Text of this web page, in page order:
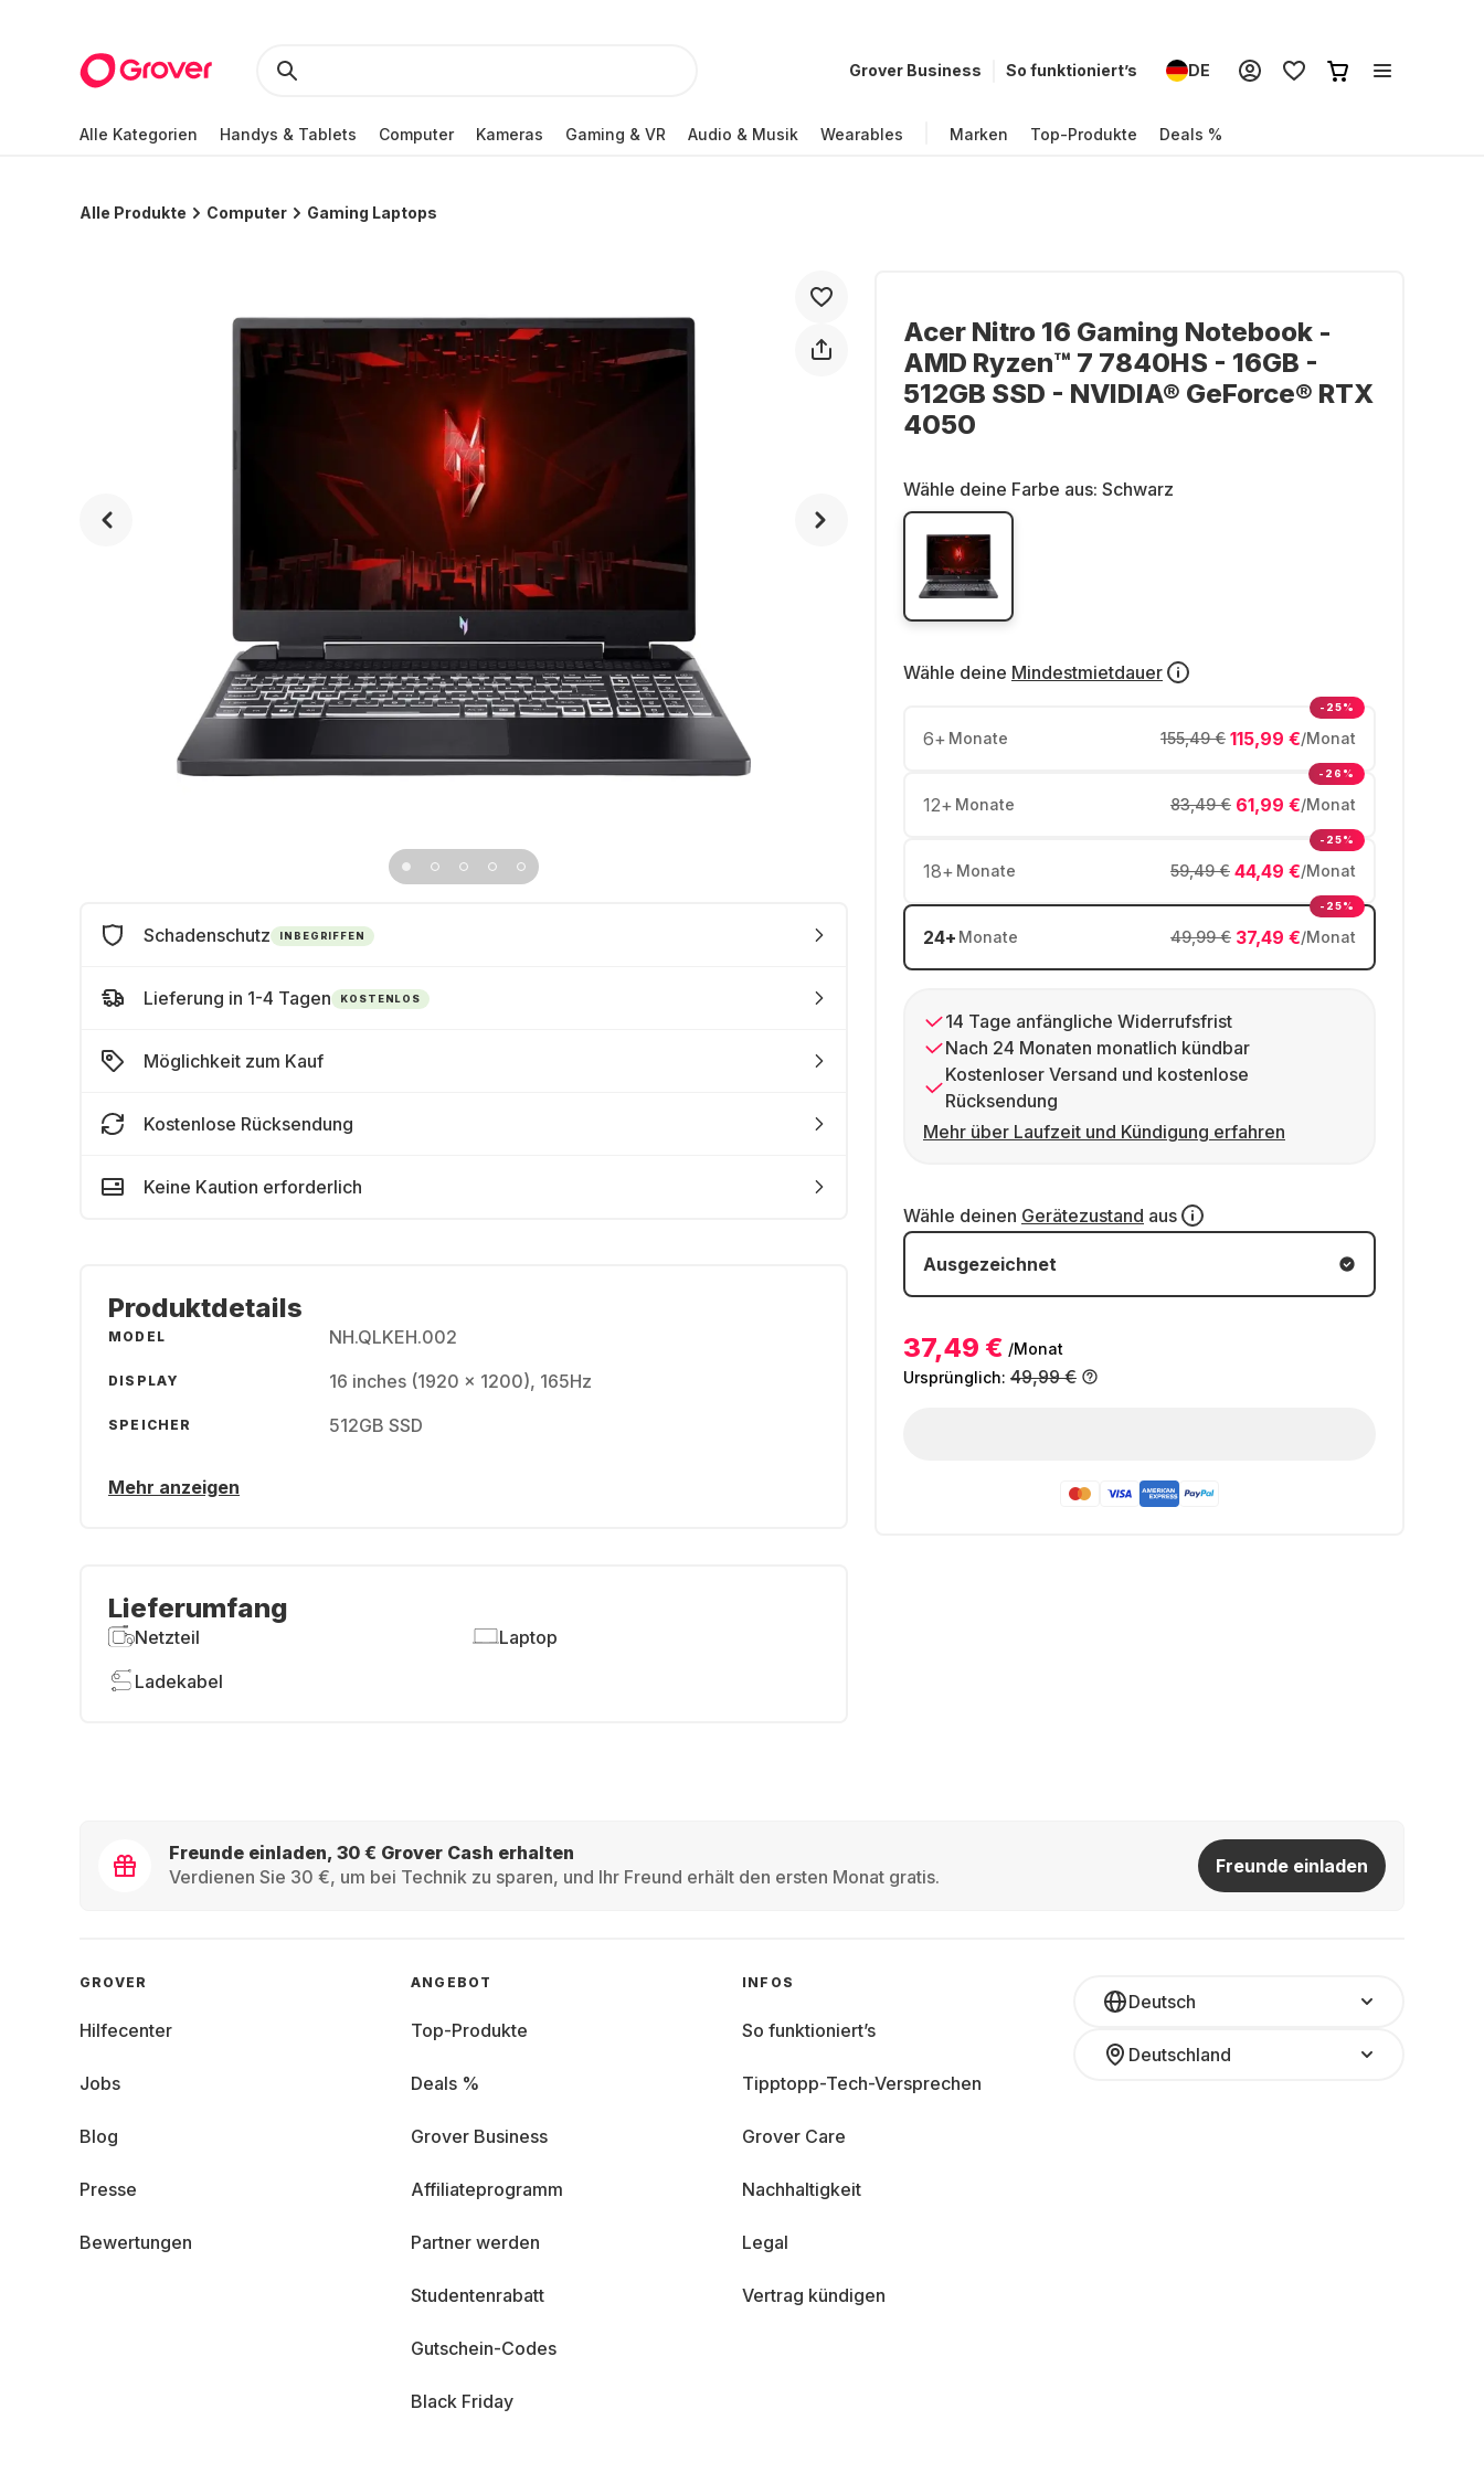
Grover Business So funktioniert’s DE
Alle Kategorien Handys & Tablets Computer Kameras Gaming & VR Audio & Musik Wearables Marken Top-Produkte Deals %
Alle Produkte Computer Gaming Laptops
Acer Nitro 16 Gaming Notebook -
AMD Ryzen™ 7 7840HS - 16GB -
512GB SSD - NVIDIA® GeForce® RTX
4050
Wähle deine Farbe aus: Schwarz
Wähle deine Mindestmietdauer
6+ Monate 115,99 €/Monat
155,49 €
-25%
12+ Monate 61,99 €/Monat
83,49 €
-26%
18+ Monate 44,49 €/Monat
59,49 €
-25%
24+ Monate 37,49 €/Monat
49,99 €
-25%
14 Tage anfängliche Widerrufsfrist
Nach 24 Monaten monatlich kündbar
Kostenloser Versand und kostenlose
Rücksendung
Mehr über Laufzeit und Kündigung erfahren
Wähle deinen Gerätezustand aus
Ausgezeichnet
37,49 € /Monat
Ursprünglich: 49,99 €
Schadenschutz INBEGRIFFEN
Lieferung in 1-4 Tagen KOSTENLOS
Möglichkeit zum Kauf
Kostenlose Rücksendung
Keine Kaution erforderlich
Produktdetails
MODEL NH.QLKEH.002
DISPLAY 16 inches (1920 x 1200), 165Hz
SPEICHER 512GB SSD
Mehr anzeigen
Lieferumfang
Netzteil
Laptop
Ladekabel
Freunde einladen, 30 € Grover Cash erhalten
Verdienen Sie 30 €, um bei Technik zu sparen, und Ihr Freund erhält den ersten Monat gratis.
Freunde einladen
Deutsch
Deutschland
GROVER
Hilfecenter
Jobs
Blog
Presse
Bewertungen
ANGEBOT
Top-Produkte
Deals %
Grover Business
Affiliateprogramm
Partner werden
Studentenrabatt
Gutschein-Codes
Black Friday
INFOS
So funktioniert’s
Tipptopp-Tech-Versprechen
Grover Care
Nachhaltigkeit
Legal
Vertrag kündigen